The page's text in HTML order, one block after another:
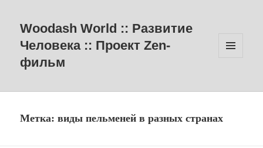
Woodash World :: Развитие
Человека :: Проект Zen-
фильм
Метка:виды пельменей в разных странах